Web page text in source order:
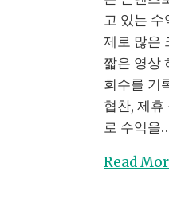
고 있는 수
제로 많은
짧은 영상
회수를 기
협찬, 제휴
로 수익을
Read